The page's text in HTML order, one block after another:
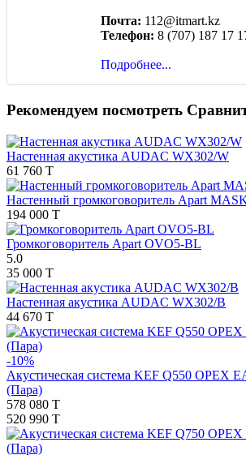
Почта: 112@itmart.kz
Телефон: 8 (707) 187 17
Подробнее...
Рекомендуем посмотреть
Настенная акустика AUDAC WX302/W
61 760 T
Настенный громкоговоритель Apart
194 000 T
Громкоговоритель Apart OVO5-BL
5.0
35 000 T
Настенная акустика AUDAC WX302/B
44 670 T
-10%
Акустическая система KEF Q550 ОРЕХ
(Пара)
578 080 T
520 990 T